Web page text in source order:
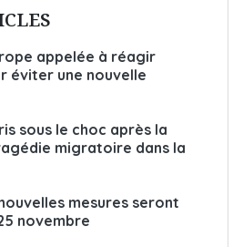
appelée à réagir
éviter une nouvelle
sous le choc après la
migratoire dans la
mesures seront
novembre